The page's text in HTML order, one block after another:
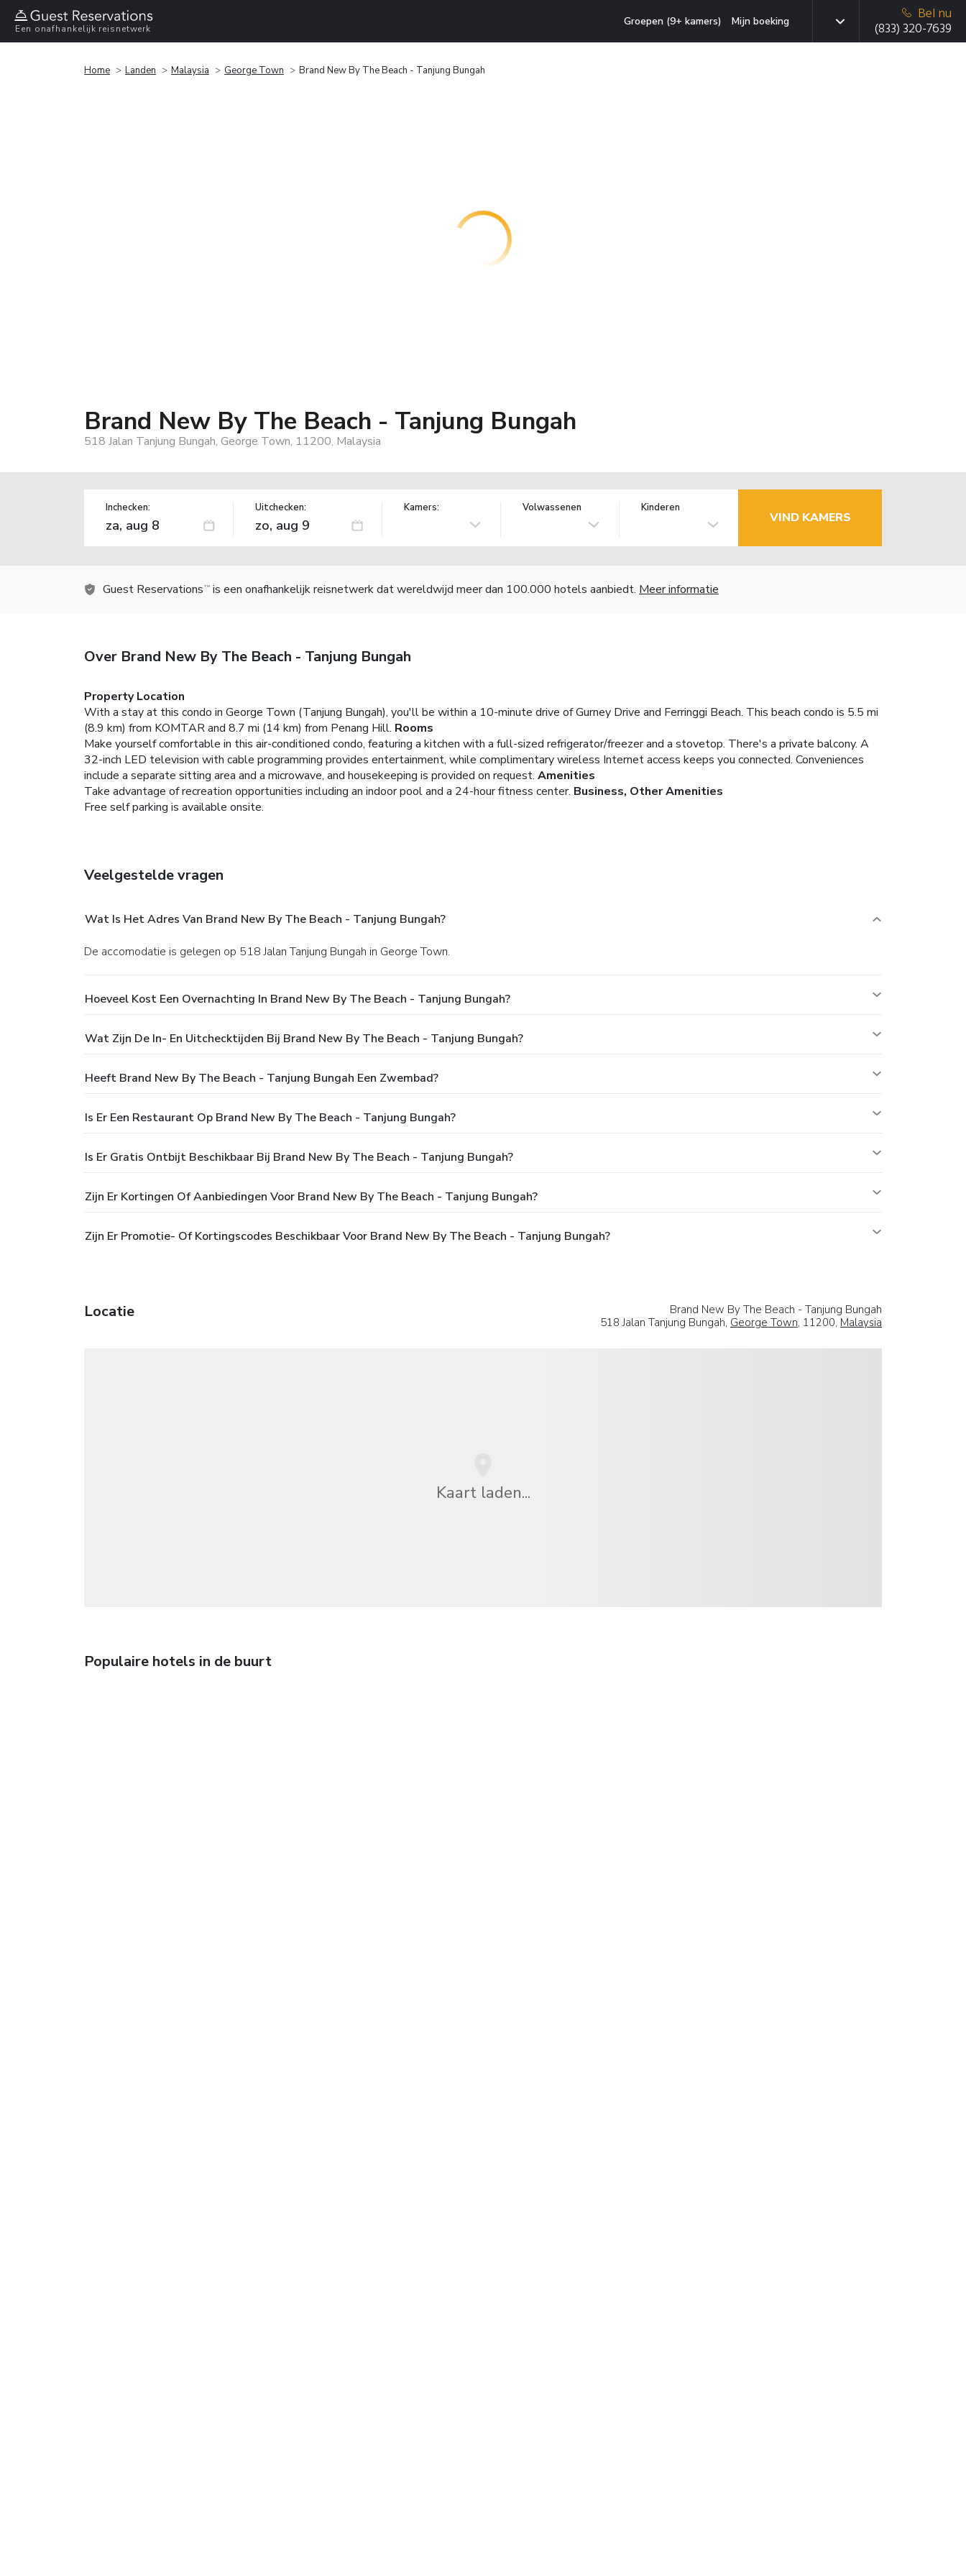
Een onafhankelijk reisnetwerk
Groepen (9+ kamers) Mijn boeking
Bel nu
(833) 320-7639
Home Landen Malaysia George Town Brand New By The Beach - Tanjung Bungah
Brand New By The Beach - Tanjung Bungah
518 Jalan Tanjung Bungah, George Town, 11200, Malaysia
Inchecken: Uitchecken: Kamers: Volwassenen Kinderen
VIND KAMERS
Guest Reservations TM is een onafhankelijk reisnetwerk dat wereldwijd meer dan 100.000 hotels aanbiedt. Meer informatie
Over Brand New By The Beach - Tanjung Bungah
Property Location
With a stay at this condo in George Town (Tanjung Bungah), you'll be within a 10-minute drive of Gurney Drive and Ferringgi Beach. This beach condo is 5.5 mi
(8.9 km) from KOMTAR and 8.7 mi (14 km) from Penang Hill. Rooms
Make yourself comfortable in this air-conditioned condo, featuring a kitchen with a full-sized refrigerator/freezer and a stovetop. There's a private balcony. A
32-inch LED television with cable programming provides entertainment, while complimentary wireless Internet access keeps you connected. Conveniences
include a separate sitting area and a microwave, and housekeeping is provided on request. Amenities
Take advantage of recreation opportunities including an indoor pool and a 24-hour fitness center. Business, Other Amenities
Free self parking is available onsite.
Veelgestelde vragen
Wat Is Het Adres Van Brand New By The Beach - Tanjung Bungah?
De accomodatie is gelegen op 518 Jalan Tanjung Bungah in George Town.
Hoeveel Kost Een Overnachting In Brand New By The Beach - Tanjung Bungah?
Wat Zijn De In- En Uitchecktijden Bij Brand New By The Beach - Tanjung Bungah?
Heeft Brand New By The Beach - Tanjung Bungah Een Zwembad?
Is Er Een Restaurant Op Brand New By The Beach - Tanjung Bungah?
Is Er Gratis Ontbijt Beschikbaar Bij Brand New By The Beach - Tanjung Bungah?
Zijn Er Kortingen Of Aanbiedingen Voor Brand New By The Beach - Tanjung Bungah?
Zijn Er Promotie- Of Kortingscodes Beschikbaar Voor Brand New By The Beach - Tanjung Bungah?
Locatie
Brand New By The Beach - Tanjung Bungah
518 Jalan Tanjung Bungah, George Town, 11200, Malaysia
Kaart laden...
Populaire hotels in de buurt